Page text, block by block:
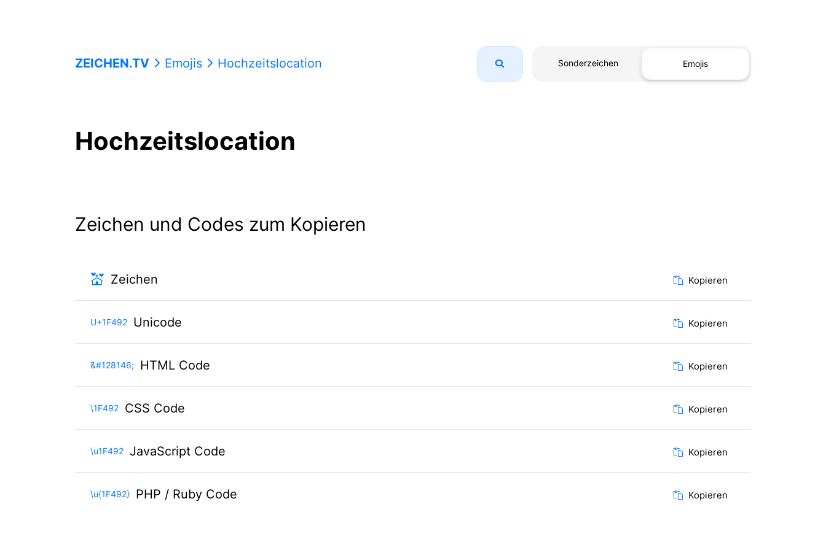
ZEICHEN.TV Emojis Hochzeitslocation Sonderzeichen Emojis
Hochzeitslocation
Zeichen und Codes zum Kopieren
💒 Zeichen Kopieren
U+1F492 Unicode Kopieren
&#128146; HTML Code Kopieren
\1F492 CSS Code Kopieren
\u1F492 JavaScript Code Kopieren
\u{1F492} PHP / Ruby Code Kopieren